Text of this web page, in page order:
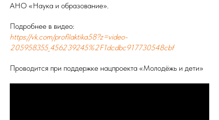
АНО «Наука и образование».
Подробнее в видео:
https://vk.com/profilaktika58?z=video-
205958355_456239245%2F1dcdbc917730548cbf
Проводится при поддержке нацпроекта «Молодёжь и дети»